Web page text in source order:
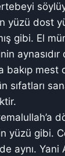
yüzü dost
gibi. El
aynasıdır
bakıp mest
sıfatları
yüzü gibi.
aynı. Yani